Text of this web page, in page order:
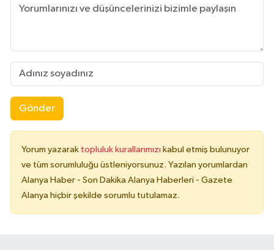
Gönder
Yorum yazarak topluluk kurallarımızı kabul etmiş bulunuyor
ve tüm sorumluluğu üstleniyorsunuz. Yazılan yorumlardan
Alanya Haber - Son Dakika Alanya Haberleri - Gazete
Alanya hiçbir şekilde sorumlu tutulamaz.